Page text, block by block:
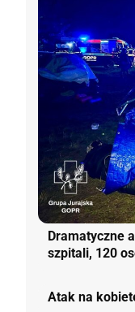
Dramatyczne
szpitali, 120
Atak na